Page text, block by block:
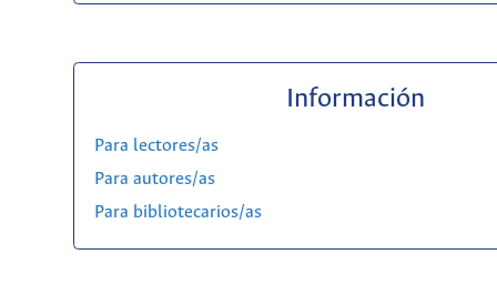
Información
Para lectores/as
Para autores/as
Para bibliotecarios/as